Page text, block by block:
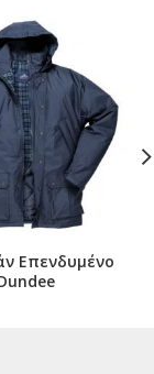
Επενδυμένο